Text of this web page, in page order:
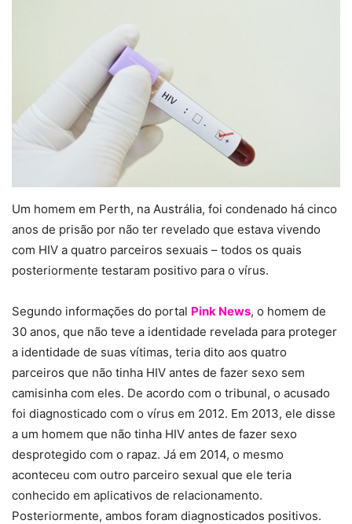
Um homem em Perth, na Austrália, foi condenado há cinco
anos de prisão por não ter revelado que estava vivendo
com HIV a quatro parceiros sexuais – todos os quais
posteriormente testaram positivo para o vírus.
Segundo informações do portal Pink News, o homem de
30 anos, que não teve a identidade revelada para proteger
a identidade de suas vítimas, teria dito aos quatro
parceiros que não tinha HIV antes de fazer sexo sem
camisinha com eles. De acordo com o tribunal, o acusado
foi diagnosticado com o vírus em 2012. Em 2013, ele disse
a um homem que não tinha HIV antes de fazer sexo
desprotegido com o rapaz. Já em 2014, o mesmo
aconteceu com outro parceiro sexual que ele teria
conhecido em aplicativos de relacionamento.
Posteriormente, ambos foram diagnosticados positivos.